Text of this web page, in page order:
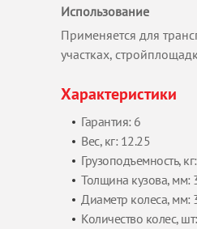
Использование
Применяется для
участках,
Характеристики
Гарантия: 6
Вес, кг: 12.25
Грузоподъемность,
Толщина кузова, мм:
Диаметр колеса, мм:
Количество колес,